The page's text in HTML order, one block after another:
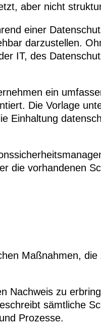
aber nicht
einer
darzustellen.
IT, des
ein
Die Vorlage
Einhaltung
die vorhandenen
Maßnahmen,
Nachweis zu
sämtliche
Prozesse.